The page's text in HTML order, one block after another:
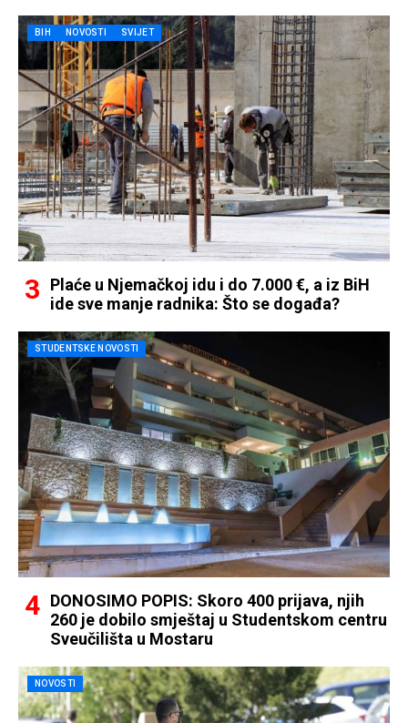
BIH NOVOSTI SVIJET
Plaće u Njemačkoj idu i do 7.000 €, a iz BiH
ide sve manje radnika: Što se događa?
STUDENTSKE NOVOSTI
DONOSIMO POPIS: Skoro 400 prijava, njih
260 je dobilo smještaj u Studentskom centru
Sveučilišta u Mostaru
NOVOSTI